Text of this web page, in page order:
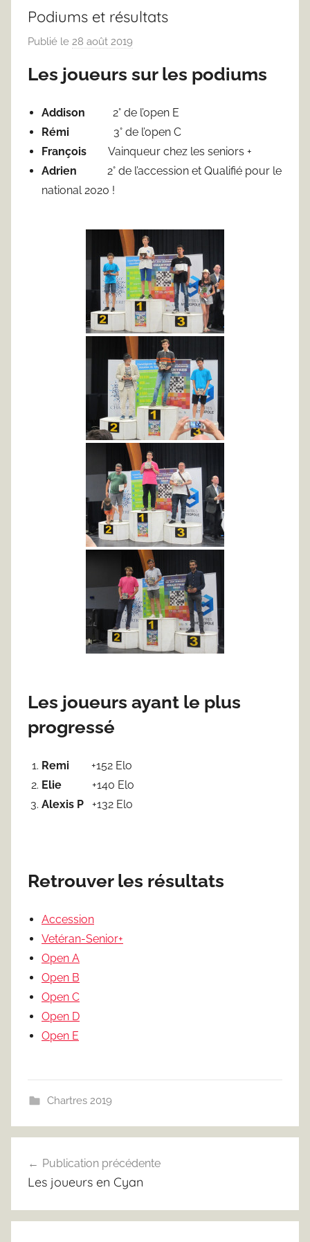
Podiums et résultats
Publié le 28 août 2019
r
r
e
d
J
Les joueurs sur les podiums
Addison 2° de l’open E
Rémi 3° de l’open C
François Vainqueur chez les seniors +
Adrien 2° de l’accession et Qualifié pour le
national 2020 !
Les joueurs ayant le plus
progressé
Remi +152 Elo
Elie +140 Elo
Alexis P +132 Elo
Retrouver les résultats
Accession
Vetéran-Senior+
Open A
Open B
Open C
Open D
Open E
Chartres 2019
de
Publication précédente
Les joueurs en Cyan